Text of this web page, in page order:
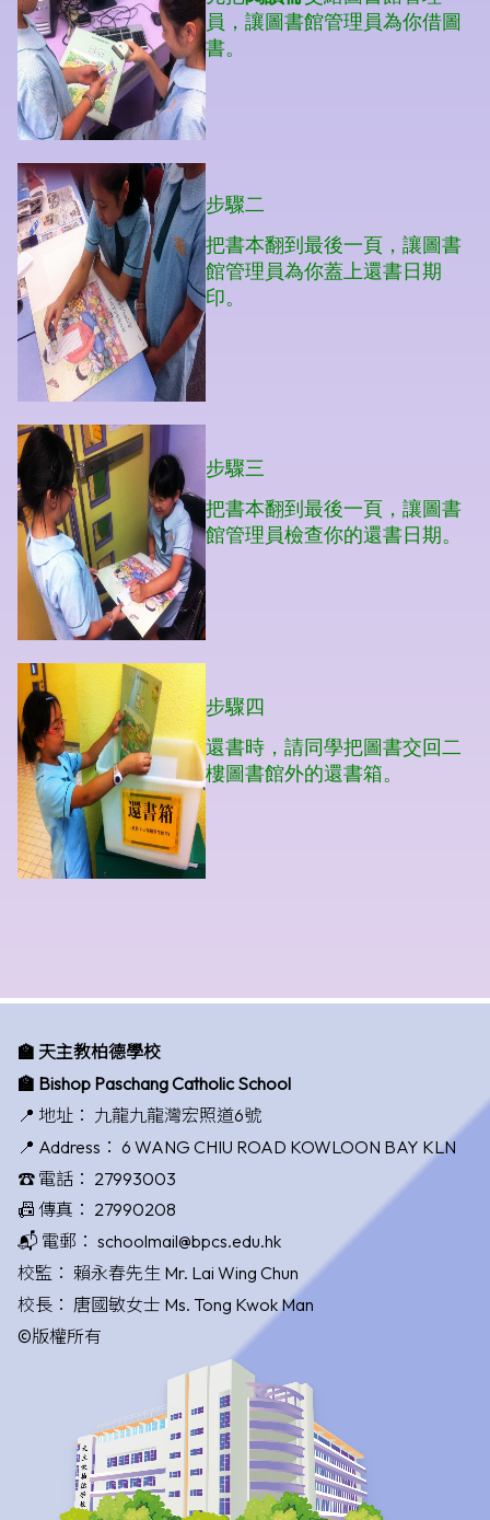
🏫 天主教柏德學校
🏫 Bishop Paschang Catholic School
📍 地址： 九龍九龍灣宏照道6號
📍 Address： 6 WANG CHIU ROAD KOWLOON BAY KLN
☎️ 電話： 27993003
📠 傳真： 27990208
📬 電郵： schoolmail@bpcs.edu.hk
校監： 賴永春先生 Mr. Lai Wing Chun
校長： 唐國敏女士 Ms. Tong Kwok Man
©版權所有